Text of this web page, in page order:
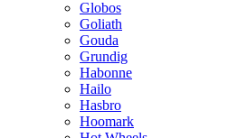
Globos
Goliath
Gouda
Grundig
Habonne
Hailo
Hasbro
Hoomark